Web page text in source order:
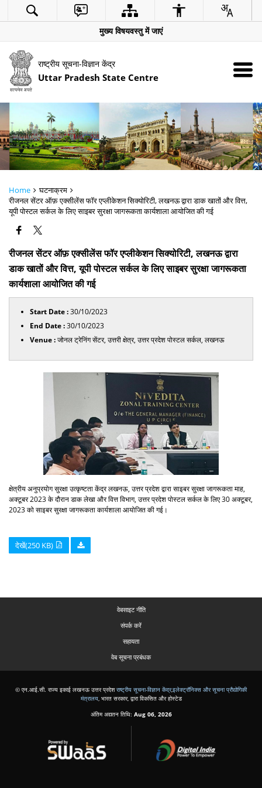
मुख्य विषयवस्तु में जाएं
राष्ट्रीय सूचना-विज्ञान केंद्र
Uttar Pradesh State Centre
Home
घटनाक्रम
रीजनल सेंटर ऑफ़ एक्सीलेंस फॉर एप्लीकेशन सिक्योरिटी, लखनऊ द्वारा डाक खातों और वित्त,
यूपी पोस्टल सर्कल के लिए साइबर सुरक्षा जागरूकता कार्यशाला आयोजित की गई
रीजनल सेंटर ऑफ़ एक्सीलेंस फॉर एप्लीकेशन सिक्योरिटी, लखनऊ द्वारा
डाक खातों और वित्त, यूपी पोस्टल सर्कल के लिए साइबर सुरक्षा जागरूकता
कार्यशाला आयोजित की गई
Start Date :30/10/2023
End Date :30/10/2023
Venue :जोनल ट्रेनिंग सेंटर, उत्तरी क्षेत्र, उत्तर प्रदेश पोस्टल सर्कल, लखनऊ
क्षेत्रीय अनुप्रयोग सुरक्षा उत्कृष्टता केंद्र लखनऊ, उत्तर प्रदेश द्वारा साइबर सुरक्षा जागरूकता माह,
अक्टूबर 2023 के दौरान डाक लेखा और वित्त विभाग, उत्तर प्रदेश पोस्टल सर्कल के लिए 30 अक्टूबर,
2023 को साइबर सुरक्षा जागरूकता कार्यशाला आयोजित की गई।
देखें(250 KB)
वेबसाइट नीति
संपर्क करें
सहायता
वेब सूचना प्रबंधक
© एन.आई.सी. राज्य इकाई लखनऊ उत्तर प्रदेशराष्ट्रीय सूचना-विज्ञान केंद्र,इलेक्ट्रॉनिक्स और सूचना प्रौद्योगिकी
मंत्रालय, भारत सरकार, द्वारा विकसित और होस्टेड
अंतिम अद्यतन तिथि: Aug 06, 2026